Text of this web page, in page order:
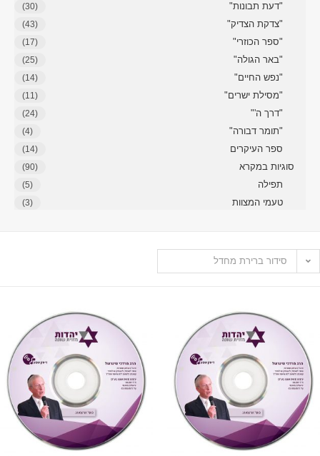
"דעת תבונות" (30)
"צדקת הצדיק" (43)
"ספר הכוזרי" (17)
"באר הגולה" (25)
"נפש החיים" (14)
"מסילת ישרים" (11)
"דרך ה'" (24)
"תומר דבורה" (4)
ספר העיקרים (14)
סוגיות במקרא (90)
תפילה (5)
טעמי המצוות (3)
סידור ברירת מחדל